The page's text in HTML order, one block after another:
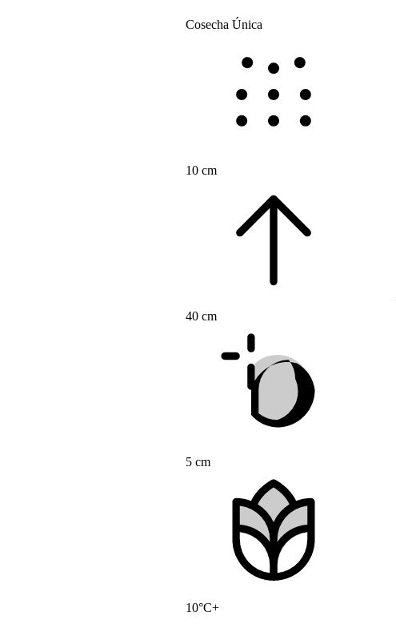
Cosecha Única
10 cm
40 cm
5 cm
10°C+